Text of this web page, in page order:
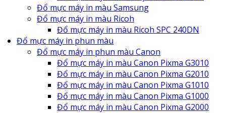
Đổ mực máy in màu Samsung
Đổ mực máy in màu Ricoh
Đổ mực máy in màu Ricoh SPC 240DN
Đổ mực máy in phun màu
Đổ mực máy in phun màu Canon
Đổ mực máy in màu Canon Pixma G3010
Đổ mực máy in màu Canon Pixma G2010
Đổ mực máy in màu Canon Pixma G1010
Đổ mực máy in màu Canon Pixma G1000
Đổ mực máy in màu Canon Pixma G2000